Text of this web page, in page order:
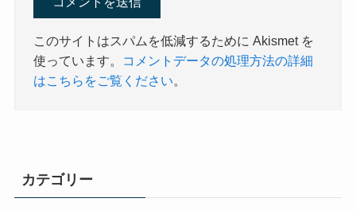
このサイトはスパムを低減するために Akismet を
使っています。
コメントデータの処理方法の詳細
はこちらをご覧ください。
カテゴリー